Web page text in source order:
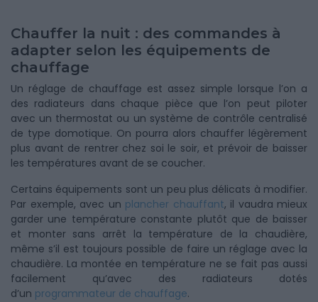
Chauffer la nuit : des commandes à
adapter selon les équipements de
chauffage
Un réglage de chauffage est assez simple lorsque l’on a
des radiateurs dans chaque pièce que l’on peut piloter
avec un thermostat ou un système de contrôle centralisé
de type domotique. On pourra alors chauffer légèrement
plus avant de rentrer chez soi le soir, et prévoir de baisser
les températures avant de se coucher.
Certains équipements sont un peu plus délicats à modifier.
Par exemple, avec un plancher chauffant, il vaudra mieux
garder une température constante plutôt que de baisser
et monter sans arrêt la température de la chaudière,
même s’il est toujours possible de faire un réglage avec la
chaudière. La montée en température ne se fait pas aussi
facilement qu’avec des radiateurs dotés
d’un programmateur de chauffage.